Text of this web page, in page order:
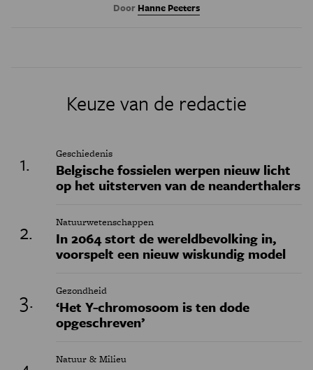
Door Hanne Peeters
Keuze van de redactie
Geschiedenis
Belgische fossielen werpen nieuw licht
op het uitsterven van de neanderthalers
Natuurwetenschappen
In 2064 stort de wereldbevolking in,
voorspelt een nieuw wiskundig model
Gezondheid
‘Het Y-chromosoom is ten dode
opgeschreven’
Natuur & Milieu